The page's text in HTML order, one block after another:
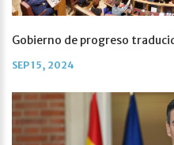
Gobierno de progreso
SEP 15, 2024